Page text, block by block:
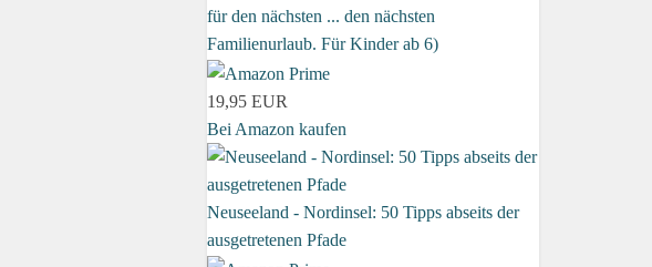
für den nächsten ... den nächsten
Familienurlaub. Für Kinder ab 6)
19,95 EUR
Bei Amazon kaufen
Neuseeland - Nordinsel: 50 Tipps abseits der
ausgetretenen Pfade